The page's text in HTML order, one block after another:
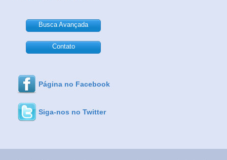
Busca Avançada
Contato
Página no Facebook
Siga-nos no Twitter